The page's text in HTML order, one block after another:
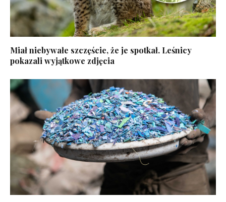
Miał niebywałe szczęście, że je spotkał. Leśnicy
pokazali wyjątkowe zdjęcia